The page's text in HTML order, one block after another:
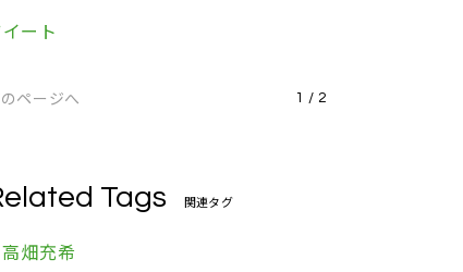
ート
ページへ 1 / 2
Tags 関連タグ
畑充希